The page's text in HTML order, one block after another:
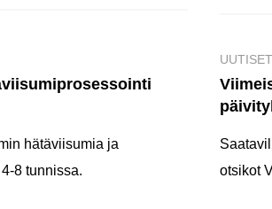
hätäviisumia ja
8 tunnissa.
otsikot